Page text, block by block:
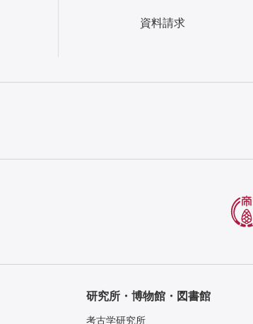
資料請求
研究所・博物館・図書館
考古学研究所